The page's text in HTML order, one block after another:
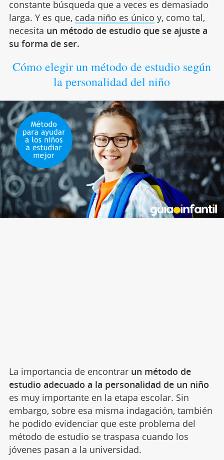
constante búsqueda que a veces es demasiado
larga. Y es que, cada niño es único y, como tal,
necesita un método de estudio que se ajuste a
su forma de ser.
Cómo elegir un método de estudio según
la personalidad del niño
La importancia de encontrar un método de
estudio adecuado a la personalidad de un niño
es muy importante en la etapa escolar. Sin
embargo, sobre esa misma indagación, también
he podido evidenciar que este problema del
método de estudio se traspasa cuando los
jóvenes pasan a la universidad.